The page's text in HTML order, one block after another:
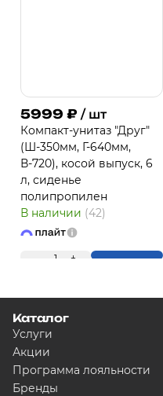
5999 ₽ / шт
Компакт-унитаз "Друг"
(Ш-350мм, Г-640мм,
В-720), косой выпуск, 6
л, сиденье
полипропилен
В наличии (42)
1 + Купить
Каталог
Услуги
Акции
Программа лояльности
Бренды